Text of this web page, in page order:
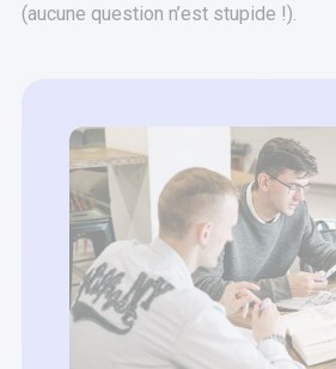
(aucune question n’est stupide !).